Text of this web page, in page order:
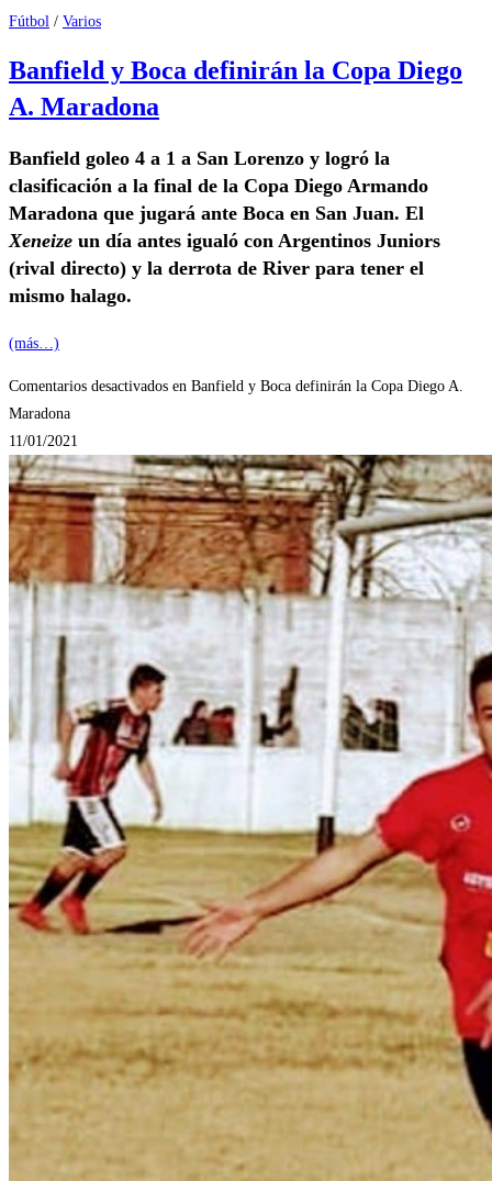
Fútbol / Varios
Banfield y Boca definirán la Copa Diego
A. Maradona
Banfield goleo 4 a 1 a San Lorenzo y logró la
clasificación a la final de la Copa Diego Armando
Maradona que jugará ante Boca en San Juan. El
Xeneize un día antes igualó con Argentinos Juniors
(rival directo) y la derrota de River para tener el
mismo halago.
(más…)
Comentarios desactivados en Banfield y Boca definirán la Copa Diego A.
Maradona
11/01/2021